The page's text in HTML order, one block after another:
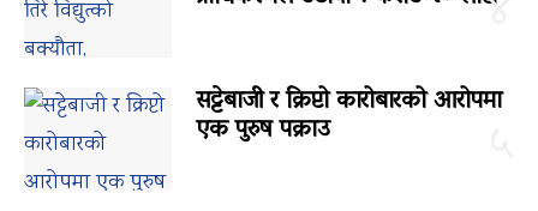
४
सट्टेबाजी र क्रिप्टो कारोबारको आरोपमा
एक पुरुष पक्राउ